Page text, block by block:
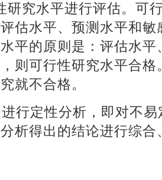
研究水平进行评估。可
估水平、预测水平和
平的原则是：评估水
则可行性研究水平合
究就不合格。
行定性分析，即对不
析得出的结论进行综合